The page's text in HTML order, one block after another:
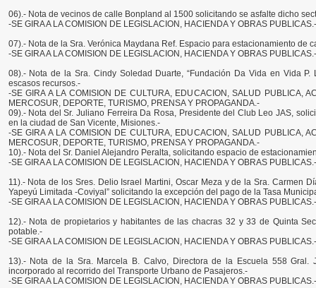
06).- Nota de vecinos de calle Bonpland al 1500 solicitando se asfalte dicho
-SE GIRA A LA COMISION DE LEGISLACION, HACIENDA Y OBRAS PUBLICAS.-
07).- Nota de la Sra. Verónica Maydana Ref. Espacio para estacionamiento de
-SE GIRA A LA COMISION DE LEGISLACION, HACIENDA Y OBRAS PUBLICAS.-
08).- Nota de la Sra. Cindy Soledad Duarte, “Fundación Da Vida en Vida
escasos recursos.-
-SE GIRA A LA COMISION DE CULTURA, EDUCACION, SALUD PUBLICA,
MERCOSUR, DEPORTE, TURISMO, PRENSA Y PROPAGANDA.-
09).- Nota del Sr. Juliano Ferreira Da Rosa, Presidente del Club Leo JAS,
en la ciudad de San Vicente, Misiones.-
-SE GIRA A LA COMISION DE CULTURA, EDUCACION, SALUD PUBLICA,
MERCOSUR, DEPORTE, TURISMO, PRENSA Y PROPAGANDA.-
10).- Nota del Sr. Daniel Alejandro Peralta, solicitando espacio de
-SE GIRA A LA COMISION DE LEGISLACION, HACIENDA Y OBRAS PUBLICAS.-
11).- Nota de los Sres. Delio Israel Martini, Oscar Meza y de la Sra. Carmen
Yapeyú Limitada -Coviyal” solicitando la excepción del pago de la Tasa
-SE GIRA A LA COMISION DE LEGISLACION, HACIENDA Y OBRAS PUBLICAS.-
12).- Nota de propietarios y habitantes de las chacras 32 y 33 de Quinta
potable.-
-SE GIRA A LA COMISION DE LEGISLACION, HACIENDA Y OBRAS PUBLICAS.-
13).- Nota de la Sra. Marcela B. Calvo, Directora de la Escuela 558 Gral.
incorporado al recorrido del Transporte Urbano de Pasajeros.-
-SE GIRA A LA COMISION DE LEGISLACION, HACIENDA Y OBRAS PUBLICAS.-